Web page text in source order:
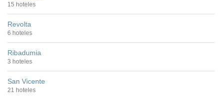
15 hoteles
Revolta
6 hoteles
Ribadumia
3 hoteles
San Vicente
21 hoteles